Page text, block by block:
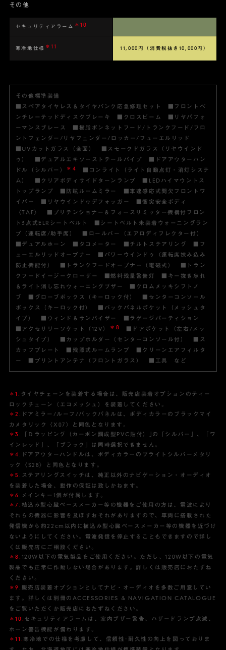
その他
セキュリティアラーム ＊10
寒冷地仕様 ＊11 11,000円 （消費税抜き10,000円）
その他標準装備
■スペアタイヤレス＆タイヤパンク応急修理セット ■フロントベ
ンチレーテッドディスクブレーキ ■クロスビーム ■リヤパフォ
ーマンスブレース ■樹脂ボンネットフード/トランクフード/フロ
ントフェンダー/リヤフェンダー/ロッカー/フューエルリッド
■UVカットガラス（全面） ■スモークドガラス（リヤウインド
ゥ） ■デュアルエキゾーストテールパイプ ■ドアアウターハン
ドル（シルバー）
＊4
■コンライト（ライト自動点灯・消灯システ
ム） ■クリアボディサイドターンランプ ■LEDハイマウントス
トップランプ ■防眩ルームミラー ■車速感応式間欠フロントワ
イパー ■リヤウインドゥデフォッガー ■衝突安全ボディ
〈TAF〉 ■プリテンショナー＆フォースリミッター機構付フロン
ト3点式ELRシートベルト ■シートベルト未装着ウォーニングラン
プ（運転席/助手席） ■ロールバー（エアロディフレクター付）
■デュアルホーン ■タコメーター ■チルトステアリング ■フ
ューエルリッドオープナー ■パワーウインドゥ（運転席挟み込み
防止機能付） ■トランクフードオープナー（電磁式） ■トラン
クフードイージークローザー ■燃料残量警告灯 ■キー抜き忘れ
＆ライト消し忘れウォーニングブザー ■クロムメッキシフトノ
ブ ■グローブボックス（キーロック付） ■センターコンソール
ボックス（キーロック付） ■バックパネルポケット（メッシュタ
イプ） ■ウィンド＆サンバイザー ■ラゲージパーティション
■アクセサリーソケット（12V）
＊8 ■ドアポケット（左右/メッ
シュタイプ） ■カップホルダー（センターコンソール付） ■ス
カッフプレート ■残照式ルームランプ ■クリーンエアフィルタ
ー ■プリントアンテナ（フロントガラス） ■工具 など
＊1. タイヤチェーンを装着する場合は、販売店装着オプションのティー
ロックチェーン（エコメッシュ）を装着してください。
＊2. ドアミラー/ルーフ/バックパネルは、ボディカラーのブラックマイ
カメタリック〈X07〉と同色となります。
＊3.
「Ｄラッピング（カーボン調成型PVC貼付）｣の「シルバー」、「ワ
インレッド」、「ブラック」は同時選択できません。
＊4.
ドアアウターハンドルは、ボディカラーのブライトシルバーメタリ
ック〈S28〉と同色となります。
＊5.
ステアリングスイッチは、純正以外のナビゲーション・オーディオ
を装着した場合、動作の保証は致しかねます。
＊6. メインキー1個が付属します。
＊7. 植込み型心臓ペースメーカー等の機器をご使用の方は、電波により
それらの機器に影響を及ぼすおそれがありますので、車両に搭載された
発信機から約22cm以内に植込み型心臓ペースメーカー等の機器を近づけ
ないようにしてください。電波発信を停止することもできますので詳し
くは販売店にご相談ください。
＊8. 120W以下の電気製品をご使用ください。ただし、120W以下の電気
製品でも正常に作動しない場合があります。詳しくは販売店におたずね
ください。
＊9. 販売店装着オプションとしてナビ・オーディオを多数ご用意してい
ます。詳しくは別冊のACCESSORIES & NAVIGATION CATALOGUE
をご覧いただくか販売店におたずねください。
＊10. セキュリティアラームは、室内ブザー警告、ハザードランプ点滅、
ホーン警告機能が備わります。
＊11. 寒冷地での仕様を考慮して、信頼性･耐久性の向上を図っておりま